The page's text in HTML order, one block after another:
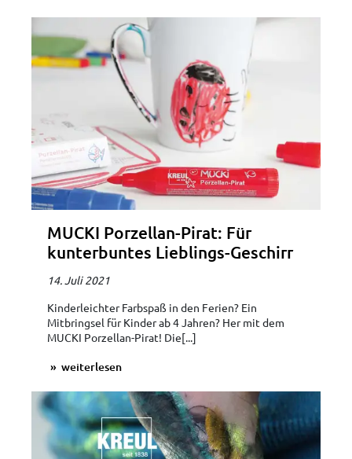
MUCKI Porzellan-Pirat: Für
kunterbuntes Lieblings-Geschirr
14. Juli 2021
Kinderleichter Farbspaß in den Ferien? Ein
Mitbringsel für Kinder ab 4 Jahren? Her mit dem
MUCKI Porzellan-Pirat! Die[...]
weiterlesen